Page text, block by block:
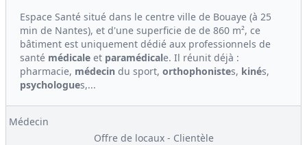
Espace Santé situé dans le centre ville de Bouaye (à 25
min de Nantes), et d'une superficie de de 860 m², ce
bâtiment est uniquement dédié aux professionnels de
santé médicale et paramédicale. Il réunit déjà :
pharmacie, médecin du sport, orthophonistes, kinés,
psychologues,...
Médecin
Offre de locaux - Clientèle